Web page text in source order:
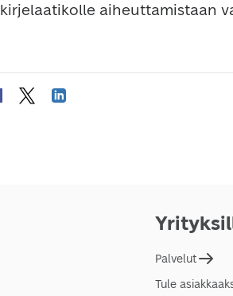
kirjelaatikolle aiheuttamistaan
Palvelut
Tule